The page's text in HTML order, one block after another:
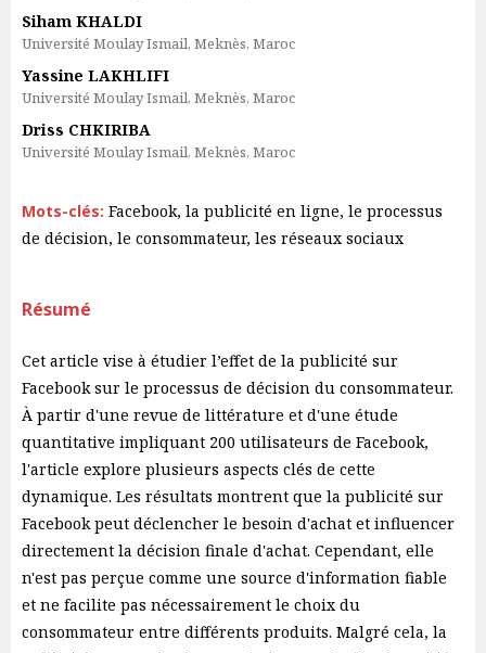
Siham KHALDI
Université Moulay Ismail, Meknès, Maroc
Yassine LAKHLIFI
Université Moulay Ismail, Meknès, Maroc
Driss CHKIRIBA
Université Moulay Ismail, Meknès, Maroc
Mots-clés: Facebook, la publicité en ligne, le processus
de décision, le consommateur, les réseaux sociaux
Résumé
Cet article vise à étudier l’effet de la publicité sur
Facebook sur le processus de décision du consommateur.
À partir d'une revue de littérature et d'une étude
quantitative impliquant 200 utilisateurs de Facebook,
l'article explore plusieurs aspects clés de cette
dynamique. Les résultats montrent que la publicité sur
Facebook peut déclencher le besoin d'achat et influencer
directement la décision finale d'achat. Cependant, elle
n'est pas perçue comme une source d'information fiable
et ne facilite pas nécessairement le choix du
consommateur entre différents produits. Malgré cela, la